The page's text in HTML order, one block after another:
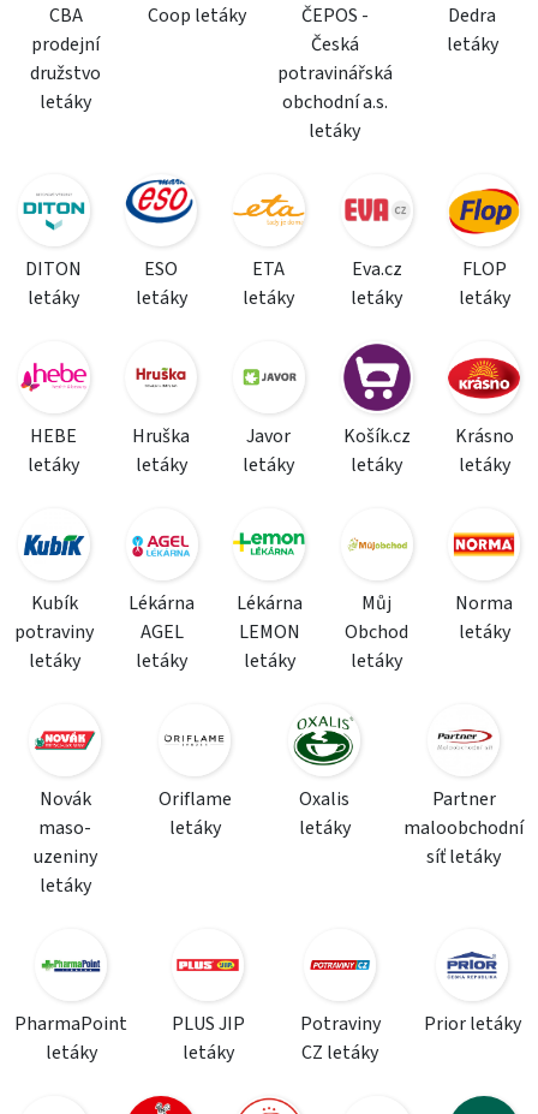
CBA
prodejní
družstvo
letáky
Coop letáky
ČEPOS -
Česká
potravinářská
obchodní a.s.
letáky
Dedra
letáky
DITON
letáky
ESO
letáky
ETA
letáky
Eva.cz
letáky
FLOP
letáky
HEBE
letáky
Hruška
letáky
Javor
letáky
Košík.cz
letáky
Krásno
letáky
Kubík
potraviny
letáky
Lékárna
AGEL
letáky
Lékárna
LEMON
letáky
Můj
Obchod
letáky
Norma
letáky
Novák
maso-
uzeniny
letáky
Oriflame
letáky
Oxalis
letáky
Partner
maloobchodní
síť letáky
PharmaPoint
letáky
PLUS JIP
letáky
Potraviny
CZ letáky
Prior letáky